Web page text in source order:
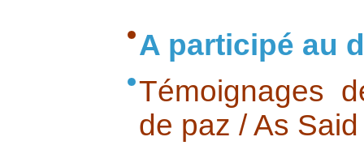
A participé au
Témoignages
de paz / As